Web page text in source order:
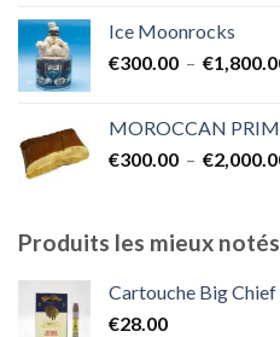
Ice Moonrocks
€300.00 – €
MOROCCAN
€300.00 – €
Produits les mieux notés
Cartouche Big
€28.00